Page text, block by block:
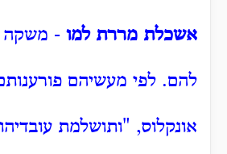
אשכלת מררת למו - משקה
להם. לפי מעשיהם
אונקלוס, "ותושלמת